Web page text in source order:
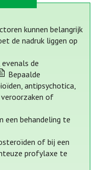
kunnen belangrijk
de nadruk liggen op
de
Bepaalde
antipsychotica,
of
een behandeling te
of bij een
profylaxe te